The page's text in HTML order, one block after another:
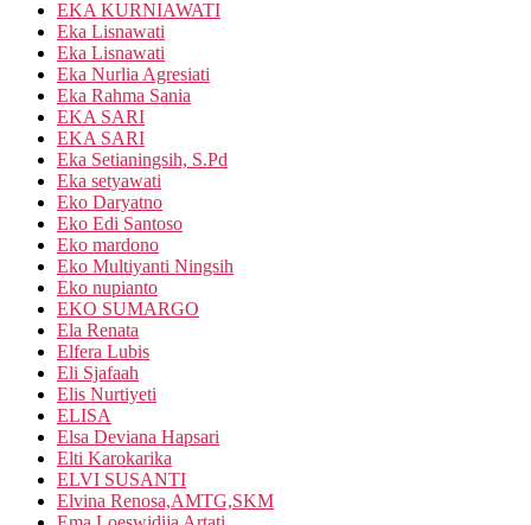
EKA KURNIAWATI
Eka Lisnawati
Eka Lisnawati
Eka Nurlia Agresiati
Eka Rahma Sania
EKA SARI
EKA SARI
Eka Setianingsih, S.Pd
Eka setyawati
Eko Daryatno
Eko Edi Santoso
Eko mardono
Eko Multiyanti Ningsih
Eko nupianto
EKO SUMARGO
Ela Renata
Elfera Lubis
Eli Sjafaah
Elis Nurtiyeti
ELISA
Elsa Deviana Hapsari
Elti Karokarika
ELVI SUSANTI
Elvina Renosa,AMTG,SKM